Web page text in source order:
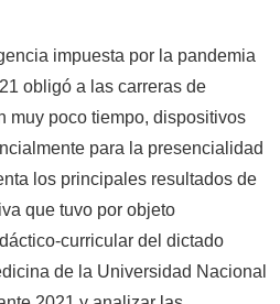
impuesta por la pandemia
obligó a las carreras de
muy poco tiempo, dispositivos
para la presencialidad
los principales resultados de
que tuvo por objeto
curricular del dictado
de la Universidad Nacional